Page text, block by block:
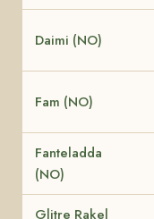
Daimi (NO)
Fam (NO)
Fanteladda
(NO)
Glitre Rakel